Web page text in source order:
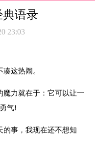
语录
23:03
这热闹。
魔力就在于：它可以让一
气!
的事，我现在还不想知